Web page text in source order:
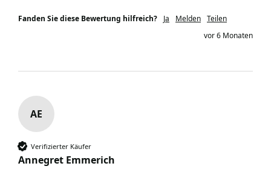
Fanden Sie diese Bewertung hilfreich? Ja Melden Teilen
vor 6 Monaten
AE
Verifizierter Käufer
Annegret Emmerich